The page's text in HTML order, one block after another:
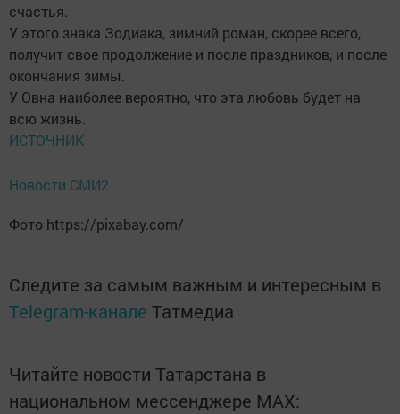
счастья.
У этого знака Зодиака, зимний роман, скорее всего,
получит свое продолжение и после праздников, и после
окончания зимы.
У Овна наиболее вероятно, что эта любовь будет на
всю жизнь.
ИСТОЧНИК
Новости СМИ2
Фото https://pixabay.com/
Следите за самым важным и интересным в
Telegram-канале Татмедиа
Читайте новости Татарстана в
национальном мессенджере MАХ: